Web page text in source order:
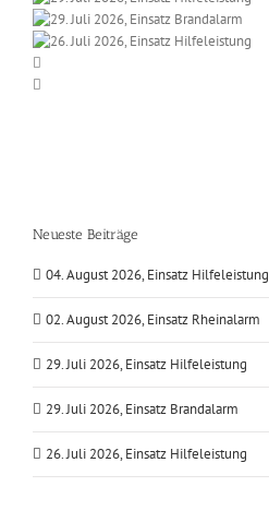
Neueste Beiträge
04. August 2026, Einsatz Hilfeleistung
02. August 2026, Einsatz Rheinalarm
29. Juli 2026, Einsatz Hilfeleistung
29. Juli 2026, Einsatz Brandalarm
26. Juli 2026, Einsatz Hilfeleistung